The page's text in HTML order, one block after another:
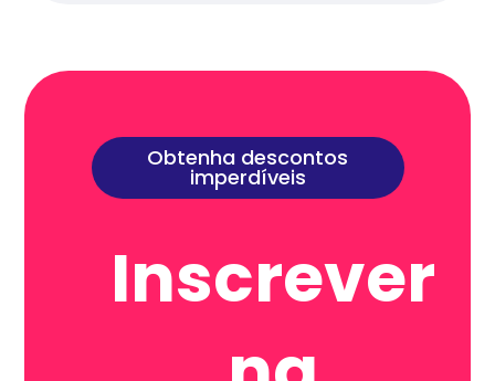
Obtenha descontos
imperdíveis
Inscrever